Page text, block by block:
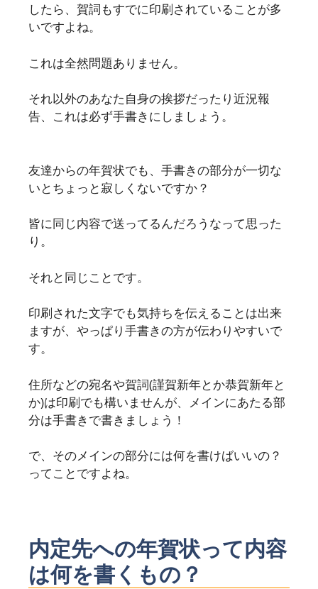
したら、賀詞もすでに印刷されていることが多
いですよね。
これは全然問題ありません。
それ以外のあなた自身の挨拶だったり近況報
告、これは必ず手書きにしましょう。
友達からの年賀状でも、手書きの部分が一切な
いとちょっと寂しくないですか？
皆に同じ内容で送ってるんだろうなって思った
り。
それと同じことです。
印刷された文字でも気持ちを伝えることは出来
ますが、やっぱり手書きの方が伝わりやすいで
す。
住所などの宛名や賀詞(謹賀新年とか恭賀新年と
か)は印刷でも構いませんが、メインにあたる部
分は手書きで書きましょう！
で、そのメインの部分には何を書けばいいの？
ってことですよね。
内定先への年賀状って内容
は何を書くもの？